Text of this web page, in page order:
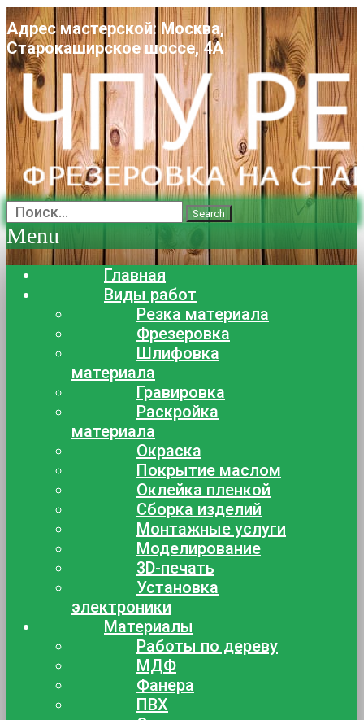
Адрес мастерской: Москва,
Старокаширское шоссе, 4А
Search
Menu
Главная
Виды работ
Резка материала
Фрезеровка
Шлифовка
материала
Гравировка
Раскройка
материала
Окраска
Покрытие маслом
Оклейка пленкой
Сборка изделий
Монтажные услуги
Моделирование
3D-печать
Установка
электроники
Материалы
Работы по дереву
МДФ
Фанера
ПВХ